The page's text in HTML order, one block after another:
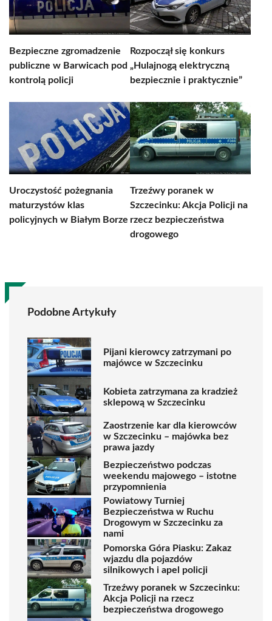
Bezpieczne zgromadzenie
publiczne w Barwicach pod
kontrolą policji
Rozpoczął się konkurs
„Hulajnogą elektryczną
bezpiecznie i praktycznie”
Uroczystość pożegnania
maturzystów klas
policyjnych w Białym Borze
Trzeźwy poranek w
Szczecinku: Akcja Policji na
rzecz bezpieczeństwa
drogowego
Podobne Artykuły
Pijani kierowcy zatrzymani po
majówce w Szczecinku
Kobieta zatrzymana za kradzież
sklepową w Szczecinku
Zaostrzenie kar dla kierowców
w Szczecinku – majówka bez
prawa jazdy
Bezpieczeństwo podczas
weekendu majowego – istotne
przypomnienia
Powiatowy Turniej
Bezpieczeństwa w Ruchu
Drogowym w Szczecinku za
nami
Pomorska Góra Piasku: Zakaz
wjazdu dla pojazdów
silnikowych i apel policji
Trzeźwy poranek w Szczecinku:
Akcja Policji na rzecz
bezpieczeństwa drogowego